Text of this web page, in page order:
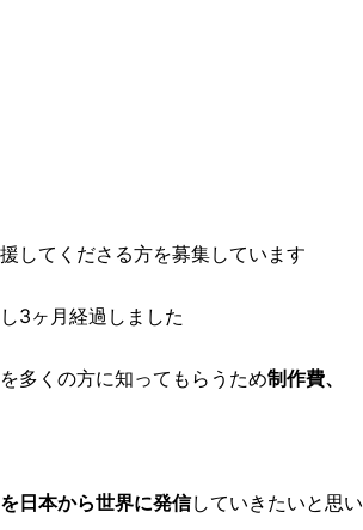
してくださる方を募集しています
3ヶ月経過しました
多くの方に知ってもらうため制作費、
日本から世界に発信していきたいと思い